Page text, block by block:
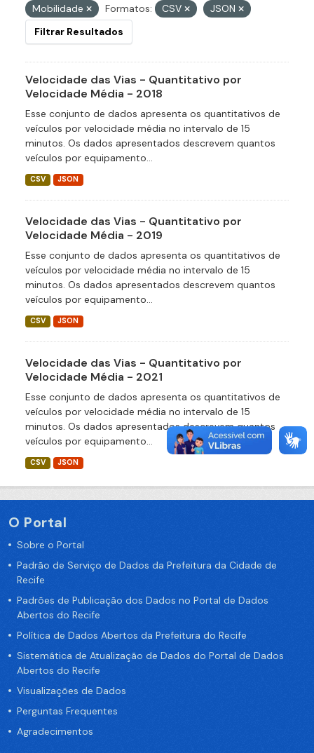
Mobilidade
Formatos: CSV
JSON
Filtrar Resultados
Velocidade das Vias - Quantitativo por
Velocidade Média - 2018
Esse conjunto de dados apresenta os quantitativos de
veículos por velocidade média no intervalo de 15
minutos. Os dados apresentados descrevem quantos
veículos por equipamento...
CSV JSON
Velocidade das Vias - Quantitativo por
Velocidade Média - 2019
Esse conjunto de dados apresenta os quantitativos de
veículos por velocidade média no intervalo de 15
minutos. Os dados apresentados descrevem quantos
veículos por equipamento...
CSV JSON
Velocidade das Vias - Quantitativo por
Velocidade Média - 2021
Esse conjunto de dados apresenta os quantitativos de
veículos por velocidade média no intervalo de 15
minutos. Os dados apresentados descrevem quantos
veículos por equipamento...
CSV JSON
O Portal
Sobre o Portal
Padrão de Serviço de Dados da Prefeitura da Cidade de
Recife
Padrões de Publicação dos Dados no Portal de Dados
Abertos do Recife
Política de Dados Abertos da Prefeitura do Recife
Sistemática de Atualização de Dados do Portal de Dados
Abertos do Recife
Visualizações de Dados
Perguntas Frequentes
Agradecimentos